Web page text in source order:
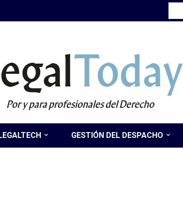
Today
Por y para profesionales del Derecho
GESTIÓN DEL DESPACHO